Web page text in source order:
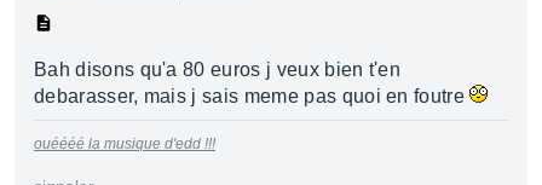
Bah disons qu'a 80 euros j veux bien t'en
debarasser, mais j sais meme pas quoi en foutre
ouéééé la musique d'edd !!!